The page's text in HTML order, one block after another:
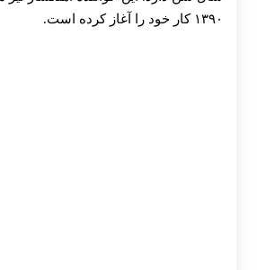
۱۳۹۰ کار خود را آغاز کرده است.